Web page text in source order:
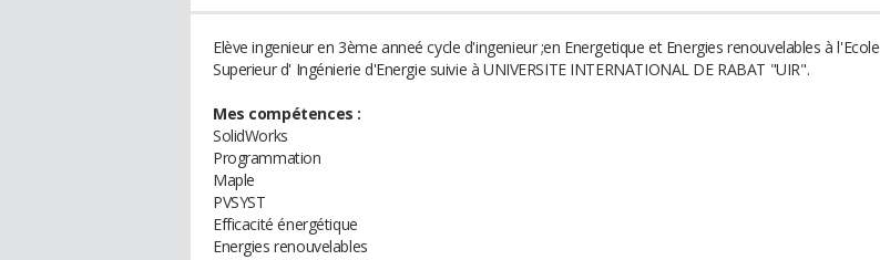
Elève ingenieur en 3ème anneé cycle d'ingenieur ;en Energetique et Energies renouvelables à l'Ecole
Superieur d' Ingénierie d'Energie suivie à UNIVERSITE INTERNATIONAL DE RABAT "UIR".
Mes compétences :
SolidWorks
Programmation
Maple
PVSYST
Efficacité énergétique
Energies renouvelables